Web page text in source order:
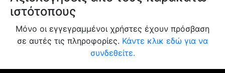
ιστότοπους
Μόνο οι εγγεγραμμένοι χρήστες έχουν πρόσβαση
σε αυτές τις πληροφορίες. Κάντε κλικ εδώ για να
συνδεθείτε.